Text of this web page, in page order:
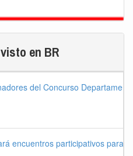
en BR
del Concurso
encuentros participativos para